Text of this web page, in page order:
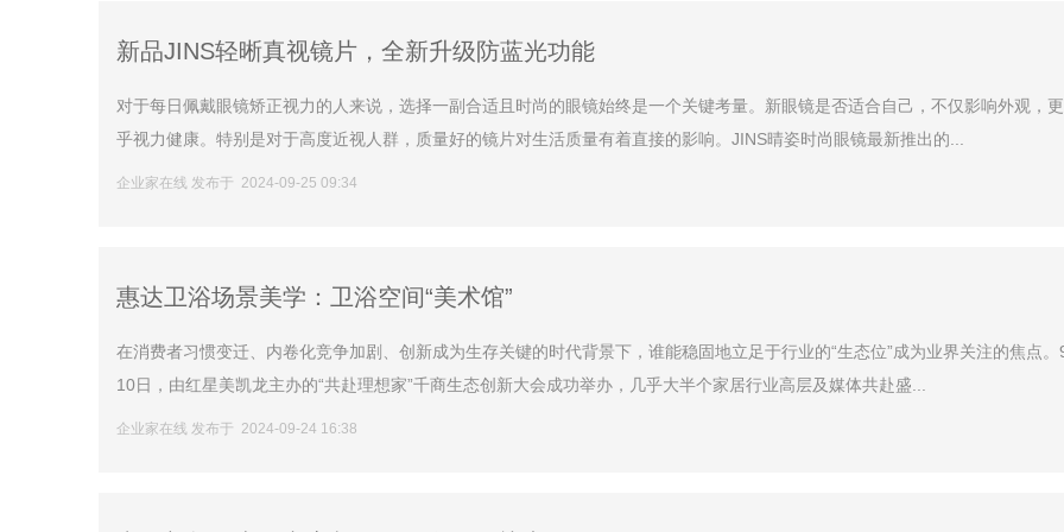
新品JINS轻晰真视镜片，全新升级防蓝光功能
对于每日佩戴眼镜矫正视力的人来说，选择一副合适且时尚的眼镜始终是一个关键考量。新眼镜是否适合自己，不仅影响外观，
乎视力健康。特别是对于高度近视人群，质量好的镜片对生活质量有着直接的影响。JINS晴姿时尚眼镜最新推出的...
企业家在线 发布于 2024-09-25 09:34
惠达卫浴场景美学：卫浴空间“美术馆”
在消费者习惯变迁、内卷化竞争加剧、创新成为生存关键的时代背景下，谁能稳固地立足于行业的“生态位”成为业界关注的焦点。
10日，由红星美凯龙主办的“共赴理想家”千商生态创新大会成功举办，几乎大半个家居行业高层及媒体共赴盛...
企业家在线 发布于 2024-09-24 16:38